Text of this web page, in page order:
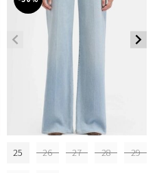
25 26 27 28 29